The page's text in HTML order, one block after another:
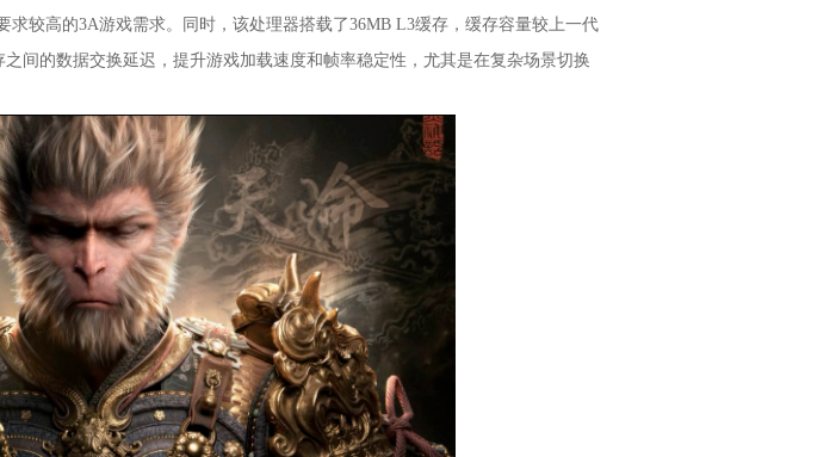
求较高的3A游戏需求。同时，该处理器搭载了36MB L3缓存，缓存容量较上一代
间的数据交换延迟，提升游戏加载速度和帧率稳定性，尤其是在复杂场景切换